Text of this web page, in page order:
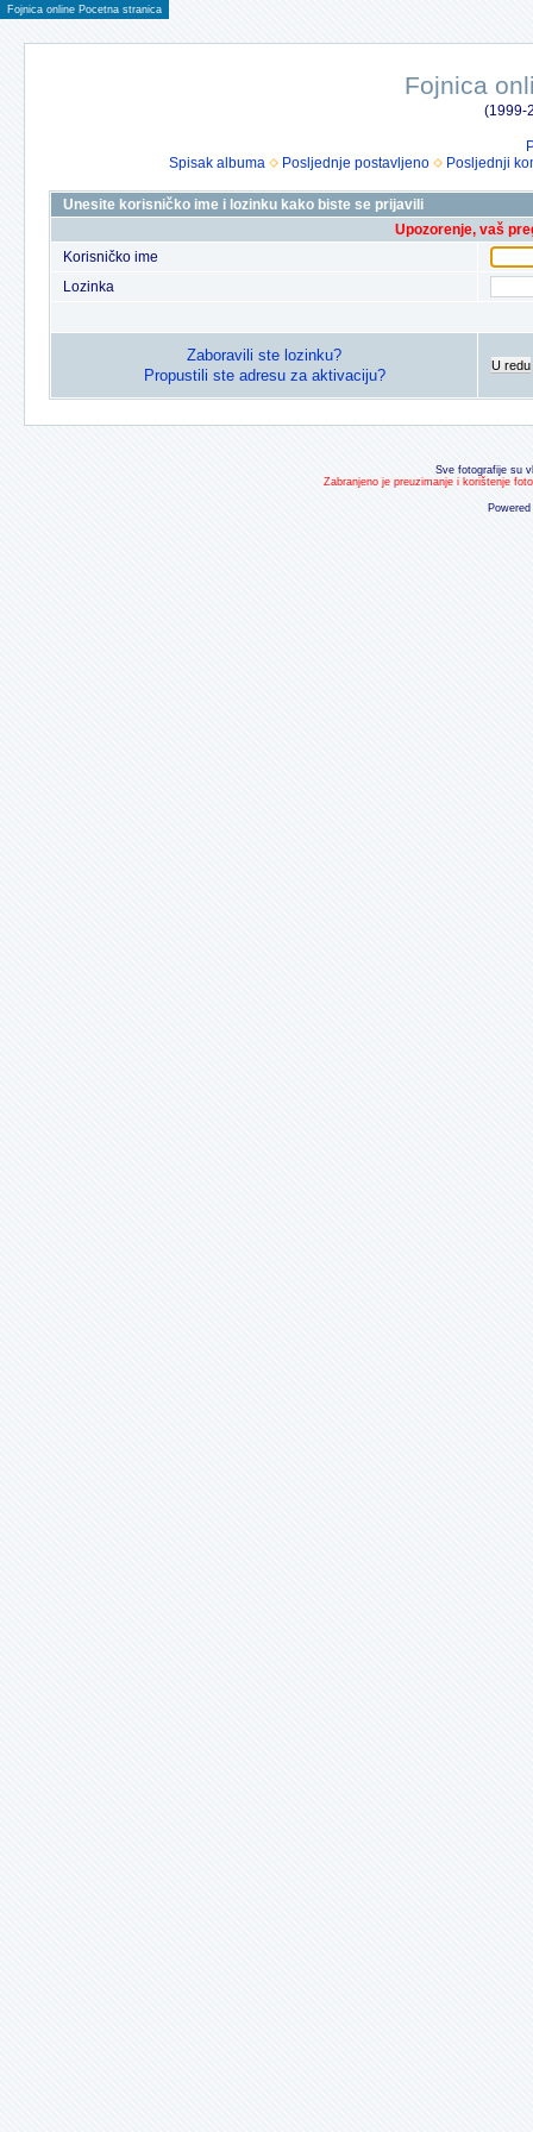
Fojnica online Pocetna stranica
Fojnica
(1999-
Spisak albuma
Posljednje postavljeno Posljednji
Unesite korisničko ime i lozinku kako biste se prijavili
Upozorenje, vaš
Korisničko ime
Lozinka
Zaboravili ste lozinku?
Propustili ste adresu za aktivaciju?
U redu
Sve fotografije su
Zabranjeno je preuzimanje i korištenje